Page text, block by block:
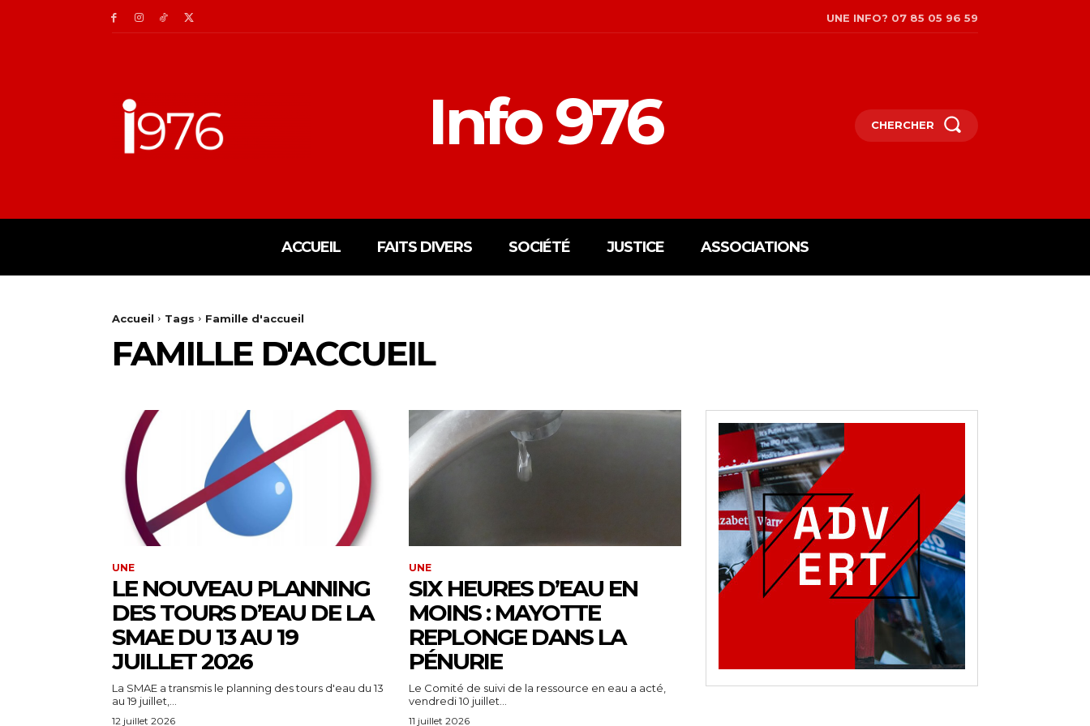
UNE INFO? 07 85 05 96 59
Info 976 CHERCHER
ACCUEIL FAITS DIVERS SOCIÉTÉ JUSTICE ASSOCIATIONS
Accueil Tags Famille d'accueil
FAMILLE D'ACCUEIL
UNE
LE NOUVEAU PLANNING
DES TOURS D’EAU DE LA
SMAE DU 13 AU 19
JUILLET 2026
La SMAE a transmis le planning des tours d'eau du 13
au 19 juillet,...
12 juillet 2026
UNE
SIX HEURES D’EAU EN
MOINS : MAYOTTE
REPLONGE DANS LA
PÉNURIE
Le Comité de suivi de la ressource en eau a acté,
vendredi 10 juillet...
11 juillet 2026